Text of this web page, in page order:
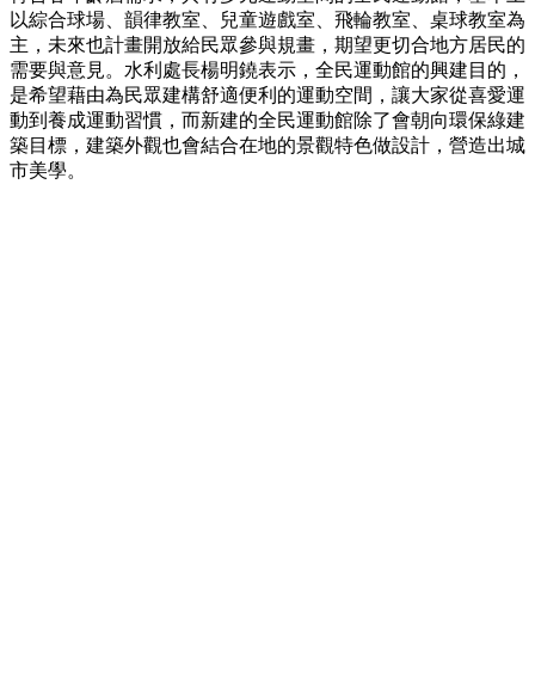
以綜合球場、韻律教室、兒童遊戲室、飛輪教室、桌球教室為
主，未來也計畫開放給民眾參與規畫，期望更切合地方居民的
需要與意見。水利處長楊明鐃表示，全民運動館的興建目的，
是希望藉由為民眾建構舒適便利的運動空間，讓大家從喜愛運
動到養成運動習慣，而新建的全民運動館除了會朝向環保綠建
築目標，建築外觀也會結合在地的景觀特色做設計，營造出城
市美學。